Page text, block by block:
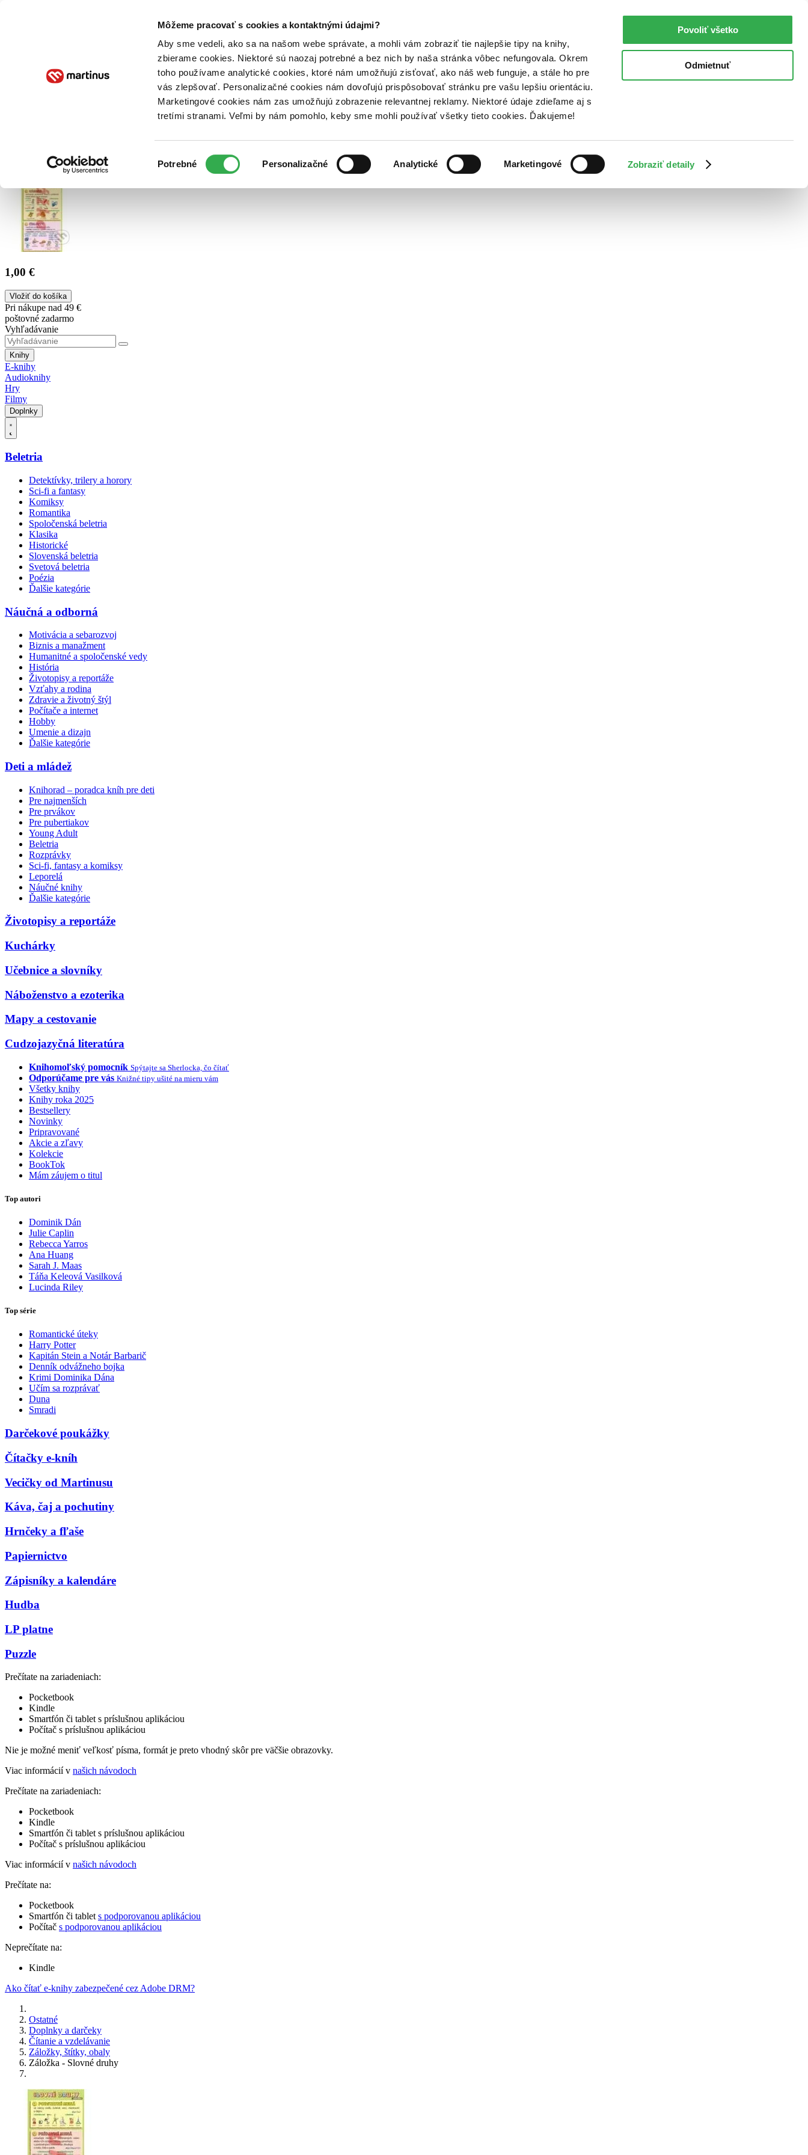
Môžeme pracovať s cookies a kontaktnými údajmi?
Aby sme vedeli, ako sa na našom webe správate, a mohli vám zobraziť tie najlepšie tipy na knihy,
zbierame cookies. Niektoré sú naozaj potrebné a bez nich by naša stránka vôbec nefungovala. Okrem
toho používame analytické cookies, ktoré nám umožňujú zisťovať, ako náš web funguje, a stále ho pre
vás zlepšovať. Personalizačné cookies nám dovoľujú prispôsobovať stránku pre vašu lepšiu orientáciu.
Marketingové cookies nám zas umožňujú zobrazenie relevantnej reklamy. Niektoré údaje zdieľame aj s
tretími stranami. Veľmi by nám pomohlo, keby sme mohli používať všetky tieto cookies. Ďakujeme!
súhlasu
Potrebné Personalizačné Analytické Marketingové Zobraziť detaily
Povoliť všetko
Odmietnuť
Poukážky Kontakt
1,00 €
Vložiť do košíka
Pri nákupe nad 49 €
poštovné zadarmo
Vyhľadávanie
Knihy
E-knihy
Audioknihy
Hry
Filmy
Doplnky
Beletria
Detektívky, trilery a horory
Sci-fi a fantasy
Komiksy
Romantika
Spoločenská beletria
Klasika
Historické
Slovenská beletria
Svetová beletria
Poézia
Ďalšie kategórie
Náučná a odborná
Motivácia a sebarozvoj
Biznis a manažment
Humanitné a spoločenské vedy
História
Životopisy a reportáže
Vzťahy a rodina
Zdravie a životný štýl
Počítače a internet
Hobby
Umenie a dizajn
Ďalšie kategórie
Deti a mládež
Knihorad – poradca kníh pre deti
Pre najmenších
Pre prvákov
Pre pubertiakov
Young Adult
Beletria
Rozprávky
Sci-fi, fantasy a komiksy
Leporelá
Náučné knihy
Ďalšie kategórie
Životopisy a reportáže
Kuchárky
Učebnice a slovníky
Náboženstvo a ezoterika
Mapy a cestovanie
Cudzojazyčná literatúra
Knihomoľský pomocník Spýtajte sa Sherlocka, čo čítať
Odporúčame pre vás Knižné tipy ušité na mieru vám
Všetky knihy
Knihy roka 2025
Bestsellery
Novinky
Pripravované
Akcie a zľavy
Kolekcie
BookTok
Mám záujem o titul
Top autori
Dominik Dán
Julie Caplin
Rebecca Yarros
Ana Huang
Sarah J. Maas
Táňa Keleová Vasilková
Lucinda Riley
Top série
Romantické úteky
Harry Potter
Kapitán Stein a Notár Barbarič
Denník odvážneho bojka
Krimi Dominika Dána
Učím sa rozprávať
Duna
Smradi
Darčekové poukážky
Čítačky e-kníh
Vecičky od Martinusu
Káva, čaj a pochutiny
Hrnčeky a fľaše
Papiernictvo
Zápisníky a kalendáre
Hudba
LP platne
Puzzle
Prečítate na zariadeniach:
Pocketbook
Kindle
Smartfón či tablet s príslušnou aplikáciou
Počítač s príslušnou aplikáciou
Nie je možné meniť veľkosť písma, formát je preto vhodný skôr pre väčšie obrazovky.
Viac informácií v našich návodoch
Prečítate na zariadeniach:
Pocketbook
Kindle
Smartfón či tablet s príslušnou aplikáciou
Počítač s príslušnou aplikáciou
Viac informácií v našich návodoch
Prečítate na:
Pocketbook
Smartfón či tablet s podporovanou aplikáciou
Počítač s podporovanou aplikáciou
Neprečítate na:
Kindle
Ako čítať e-knihy zabezpečené cez Adobe DRM?
Ostatné
Doplnky a darčeky
Čítanie a vzdelávanie
Záložky, štítky, obaly
Záložka - Slovné druhy